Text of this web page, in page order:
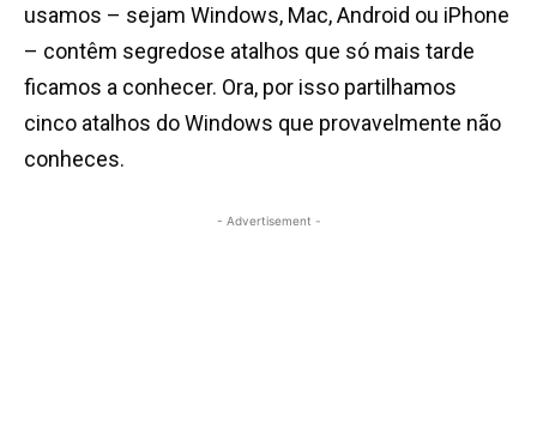
usamos – sejam Windows, Mac, Android ou iPhone
– contêm segredose atalhos que só mais tarde
ficamos a conhecer. Ora, por isso partilhamos
cinco atalhos do Windows que provavelmente não
conheces.
- Advertisement -